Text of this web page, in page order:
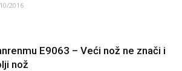
2016
E9063 – Veći nož ne znači i
nož